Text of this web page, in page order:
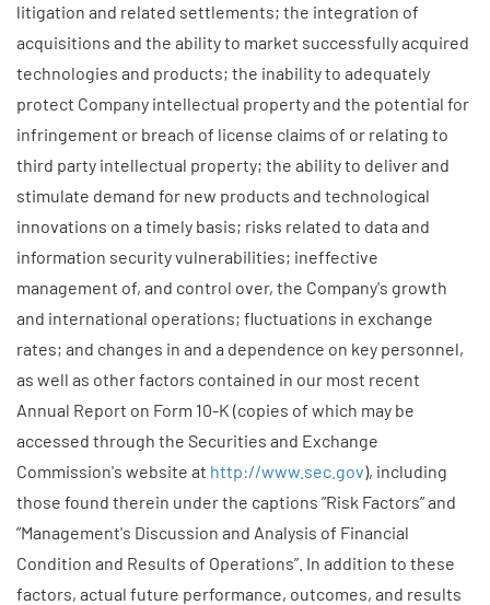
litigation and related settlements; the integration of
acquisitions and the ability to market successfully acquired
technologies and products; the inability to adequately
protect Company intellectual property and the potential for
infringement or breach of license claims of or relating to
third party intellectual property; the ability to deliver and
stimulate demand for new products and technological
innovations on a timely basis; risks related to data and
information security vulnerabilities; ineffective
management of, and control over, the Company's growth
and international operations; fluctuations in exchange
rates; and changes in and a dependence on key personnel,
as well as other factors contained in our most recent
Annual Report on Form 10-K (copies of which may be
accessed through the Securities and Exchange
Commission's website at http://www.sec.gov), including
those found therein under the captions ”Risk Factors” and
”Management's Discussion and Analysis of Financial
Condition and Results of Operations”. In addition to these
factors, actual future performance, outcomes, and results